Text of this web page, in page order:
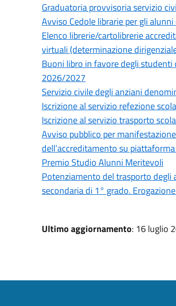
Graduatoria provvisoria servizio
Avviso Cedole librarie per gli
Elenco librerie/cartolibrerie
virtuali (determinazione
Buoni libro in favore degli
2026/2027
Servizio civile degli anziani
Iscrizione al servizio refezione
Iscrizione al servizio trasporto
Avviso pubblico per
dell’accreditamento su
Premio Studio Alunni Meritevoli
Potenziamento del trasporto degli
secondaria di 1° grado.
Ultimo aggiornamento: 16 luglio